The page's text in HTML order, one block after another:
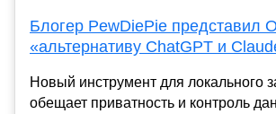
Блогер PewDiePie представил
«альтернативу ChatGPT и
Новый инструмент для локального
обещает приватность и контроль